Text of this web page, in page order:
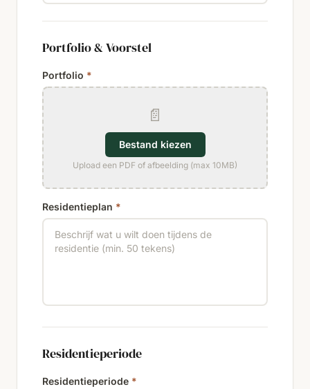
Portfolio & Voorstel
Portfolio *
📄
Bestand kiezen
Upload een PDF of afbeelding (max 10MB)
Residentieplan *
Residentieperiode
Residentieperiode *